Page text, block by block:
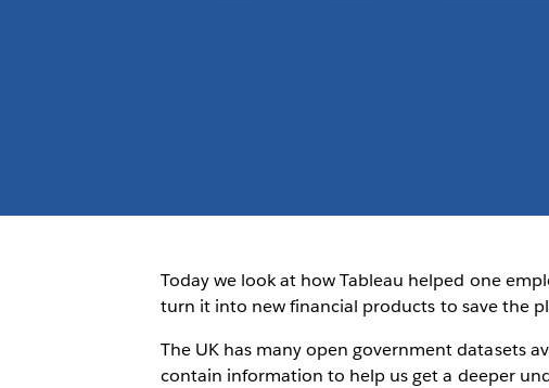
Today we look at how Tableau helped one
turn it into new financial products to save the
The UK has many open government datasets
contain information to help us get a deeper